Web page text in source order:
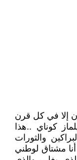
إلا في كل قرن
كوناي ..هذا
والثورات
مشتاق لوطني